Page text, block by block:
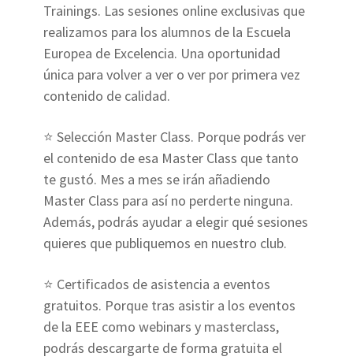
Trainings. Las sesiones online exclusivas que
realizamos para los alumnos de la Escuela
Europea de Excelencia. Una oportunidad
única para volver a ver o ver por primera vez
contenido de calidad.
⭐ Selección Master Class. Porque podrás ver
el contenido de esa Master Class que tanto
te gustó. Mes a mes se irán añadiendo
Master Class para así no perderte ninguna.
Además, podrás ayudar a elegir qué sesiones
quieres que publiquemos en nuestro club.
⭐ Certificados de asistencia a eventos
gratuitos. Porque tras asistir a los eventos
de la EEE como webinars y masterclass,
podrás descargarte de forma gratuita el